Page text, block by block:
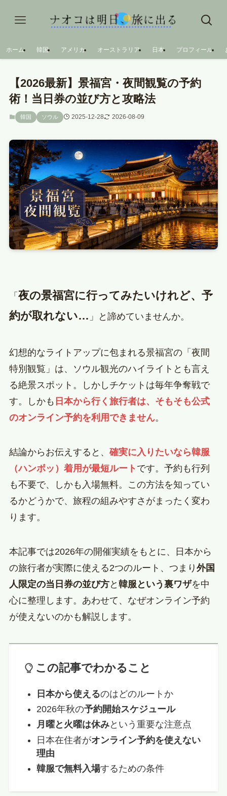
ホーム 韓国 アメリカ オーストラリア 日本 プロフィール
【2026最新】景福宮・夜間観覧の予約
術！当日券の並び方と攻略法
韓国 ソウル 2025-12-28 2026-08-09
「 夜の景福宮に行ってみたいけれど、予
約が取れない… 」と諦めていませんか。
幻想的なライトアップに包まれる景福宮の「夜間
特別観覧」は、ソウル観光のハイライトとも言え
る絶景スポット。しかしチケットは毎年争奪戦で
す。しかも 日本から行く旅行者は、そもそも公式
のオンライン予約を利用できません。
結論からお伝えすると、 確実に入りたいなら韓服
（ハンボッ）着用が最短ルート です。予約も行列
も不要で、しかも入場無料。この方法を知ってい
るかどうかで、旅程の組みやすさがまったく変わ
ります。
本記事では2026年の開催実績をもとに、日本から
の旅行者が実際に使える2つのルート、つまり 外国
人限定の当日券の並び方と 韓服という裏ワザを中
心に整理します。あわせて、なぜオンライン予約
が使えないのかも解説します。
この記事でわかること
日本から使えるのはどのルートか
2026年秋の予約開始スケジュール
月曜と火曜は休みという重要な注意点
日本在住者がオンライン予約を使えない
理由
韓服で無料入場するための条件